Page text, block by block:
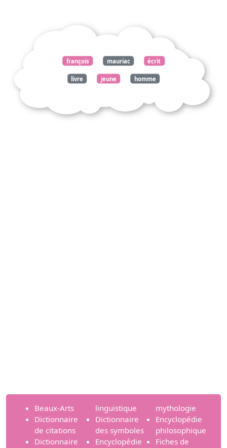
françois mauriac écrit
livre jeune homme
contenue jugulée hommes
Beaux-Arts
Dictionnaire
de citations
Dictionnaire
linguistique
Dictionnaire
des symboles
Encyclopédie
mythologie
Encyclopédie
philosophique
Fiches de